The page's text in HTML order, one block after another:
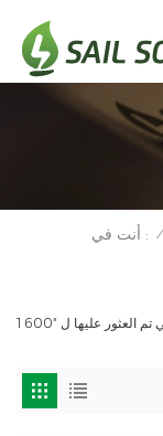
أنت في : /